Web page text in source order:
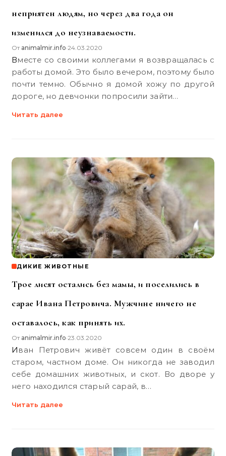
неприятен людям, но через два года он
изменился до неузнаваемости.
От animalmir.info•24.03.2020
Вместе со своими коллегами я возвращалась с
работы домой. Это было вечером, поэтому было
почти темно. Обычно я домой хожу по другой
дороге, но девчонки попросили зайти…
Читать далее
ДИКИЕ ЖИВОТНЫЕ
Трое лисят остались без мамы, и поселились в
сарае Ивана Петровича. Мужчине ничего не
оставалось, как принять их.
От animalmir.info•23.03.2020
Иван Петрович живёт совсем один в своём
старом, частном доме. Он никогда не заводил
себе домашних животных, и скот. Во дворе у
него находился старый сарай, в…
Читать далее